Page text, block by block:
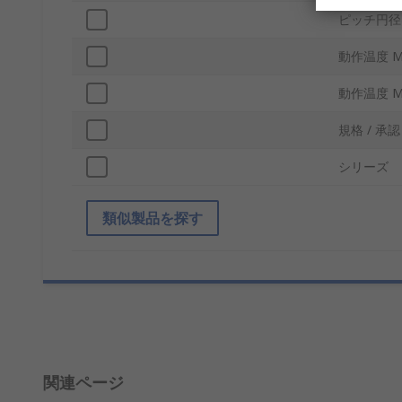
ピッチ円径
動作温度
動作温度
規格 / 承認
シリーズ
類似製品を探す
関連ページ